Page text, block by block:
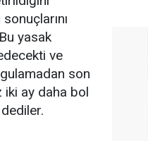
yasak
ve
son
ay daha bol